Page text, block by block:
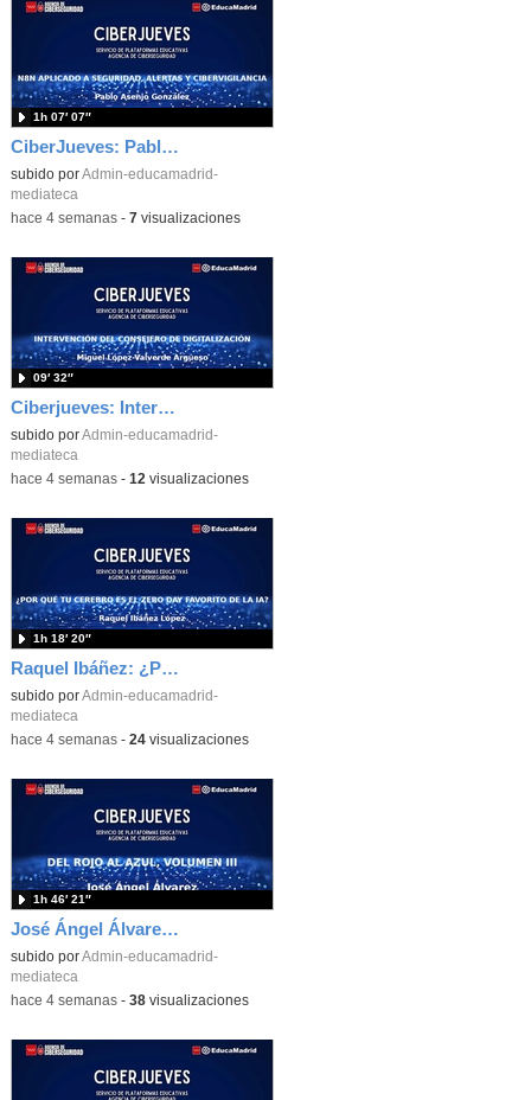
CiberJueves: Pablo Asenjo "n8n aplicado a la ciberseguridad, alertas y cibervigilancia
subido porAdmin-educamadrid-
mediateca
1h 07′ 07″
-hace 4 semanas- 7 visualizaciones
Ciberjueves: Intervención del Consejero de Digitalización
subido porAdmin-educamadrid-
mediateca
09′ 32″
-hace 4 semanas- 12 visualizaciones
Raquel Ibáñez: ¿Por qué tu cerebro es el Zero-Day favorito de la IA
subido porAdmin-educamadrid-
mediateca
1h 18′ 20″
-hace 4 semanas- 24visualizaciones
José Ángel Álvarez: Del rojo al azul, volumen III
subido porAdmin-educamadrid-
mediateca
1h 46′ 21″
-hace 4 semanas- 38visualizaciones